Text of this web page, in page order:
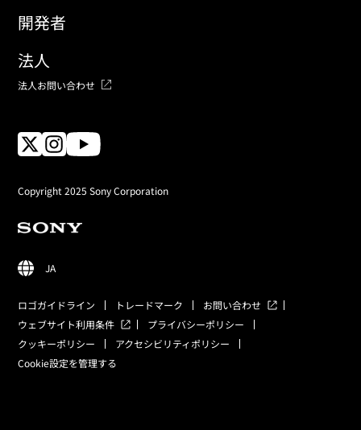
開発者
法人
法人お問い合わせ
Copyright 2025 Sony Corporation
JA
ロゴガイドライン トレードマーク
お問い合わせ
ウェブサイト利用条件
プライバシーポリシー
クッキーポリシー
アクセシビリティポリシー
Cookie設定を管理する